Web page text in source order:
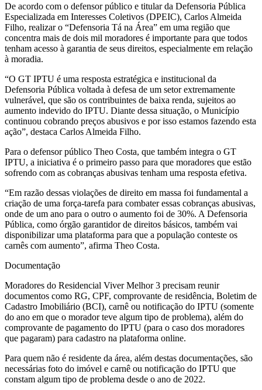
De acordo com o defensor público e titular da Defensoria Pública
Especializada em Interesses Coletivos (DPEIC), Carlos Almeida
Filho, realizar o “Defensoria Tá na Área” em uma região que
concentra mais de dois mil moradores é importante para que todos
tenham acesso à garantia de seus direitos, especialmente em relação
à moradia.
“O GT IPTU é uma resposta estratégica e institucional da
Defensoria Pública voltada à defesa de um setor extremamente
vulnerável, que são os contribuintes de baixa renda, sujeitos ao
aumento indevido do IPTU. Diante dessa situação, o Município
continuou cobrando preços abusivos e por isso estamos fazendo esta
ação”, destaca Carlos Almeida Filho.
Para o defensor público Theo Costa, que também integra o GT
IPTU, a iniciativa é o primeiro passo para que moradores que estão
sofrendo com as cobranças abusivas tenham uma resposta efetiva.
“Em razão dessas violações de direito em massa foi fundamental a
criação de uma força-tarefa para combater essas cobranças abusivas,
onde de um ano para o outro o aumento foi de 30%. A Defensoria
Pública, como órgão garantidor de direitos básicos, também vai
disponibilizar uma plataforma para que a população conteste os
carnês com aumento”, afirma Theo Costa.
Documentação
Moradores do Residencial Viver Melhor 3 precisam reunir
documentos como RG, CPF, comprovante de residência, Boletim de
Cadastro Imobiliário (BCI), carnê ou notificação do IPTU (somente
do ano em que o morador teve algum tipo de problema), além do
comprovante de pagamento do IPTU (para o caso dos moradores
que pagaram) para cadastro na plataforma online.
Para quem não é residente da área, além destas documentações, são
necessárias foto do imóvel e carnê ou notificação do IPTU que
constam algum tipo de problema desde o ano de 2022.